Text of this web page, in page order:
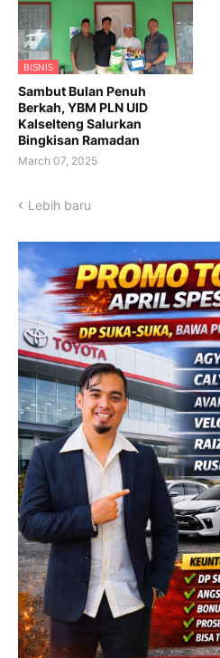
BISNIS
Sambut Bulan Penuh
Berkah, YBM PLN UID
Kalselteng Salurkan
Bingkisan Ramadan
March 07, 2025
Lebih baru